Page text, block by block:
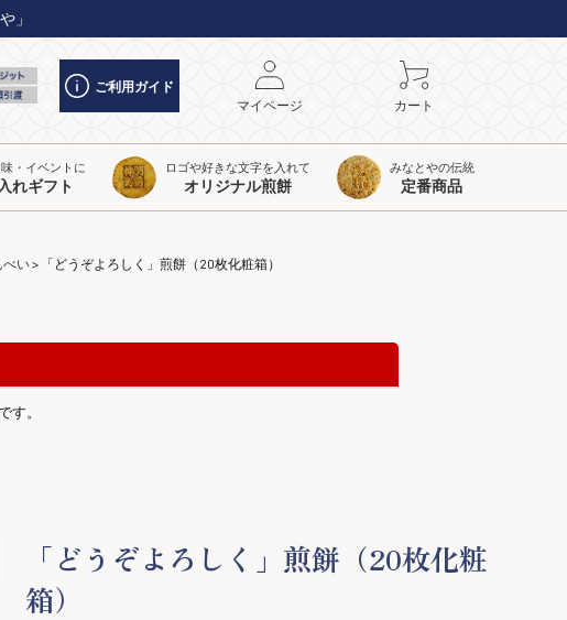
」
ご利用ガイド
マイページ
カート
・イベントに
れギフト
ロゴや好きな文字を入れて
オリジナル煎餅
みなとやの伝統
定番商品
べい 「どうぞよろしく」煎餅（20枚化粧箱）
す。
「どうぞよろしく」煎餅（20枚化粧
箱）